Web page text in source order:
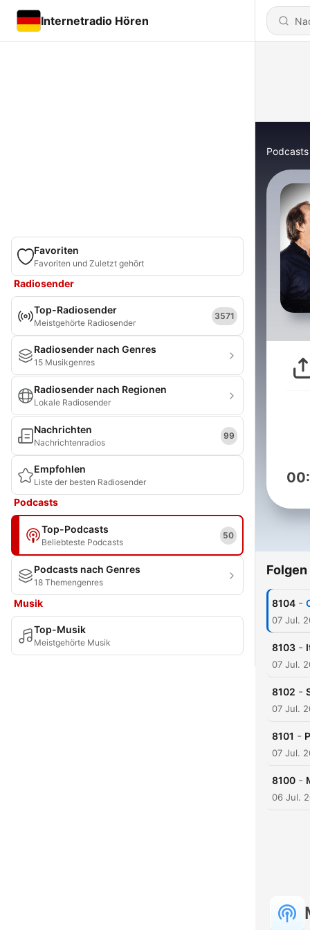
Internetradio Hören
Favoriten
Favoriten und Zuletzt gehört
Radiosender
Top-Radiosender
Meistgehörte Radiosender
3571
Radiosender nach Genres
15 Musikgenres
Radiosender nach Regionen
Lokale Radiosender
Nachrichten
Nachrichtenradios
99
Empfohlen
Liste der besten Radiosender
Podcasts
Top-Podcasts
Beliebteste Podcasts
50
Podcasts nach Genres
18 Themengenres
Musik
Top-Musik
Meistgehörte Musik
Podcasts
Folgen
8104 -
07 Jul.
8103 -
07 Jul.
8102 -
07 Jul.
8101 -
07 Jul.
8100 -
06 Jul.